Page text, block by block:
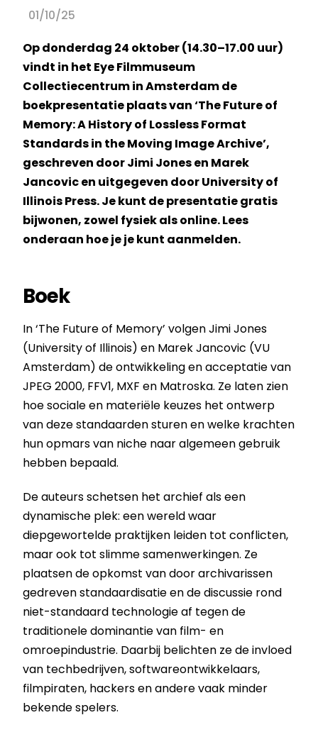
01/10/25
Op donderdag 24 oktober (14.30–17.00 uur)
vindt in het Eye Filmmuseum
Collectiecentrum in Amsterdam de
boekpresentatie plaats van ‘The Future of
Memory: A History of Lossless Format
Standards in the Moving Image Archive’,
geschreven door Jimi Jones en Marek
Jancovic en uitgegeven door University of
Illinois Press. Je kunt de presentatie gratis
bijwonen, zowel fysiek als online. Lees
onderaan hoe je je kunt aanmelden.
Boek
In ‘The Future of Memory’ volgen Jimi Jones
(University of Illinois) en Marek Jancovic (VU
Amsterdam) de ontwikkeling en acceptatie van
JPEG 2000, FFV1, MXF en Matroska. Ze laten zien
hoe sociale en materiële keuzes het ontwerp
van deze standaarden sturen en welke krachten
hun opmars van niche naar algemeen gebruik
hebben bepaald.
De auteurs schetsen het archief als een
dynamische plek: een wereld waar
diepgewortelde praktijken leiden tot conflicten,
maar ook tot slimme samenwerkingen. Ze
plaatsen de opkomst van door archivarissen
gedreven standaardisatie en de discussie rond
niet-standaard technologie af tegen de
traditionele dominantie van film- en
omroepindustrie. Daarbij belichten ze de invloed
van techbedrijven, softwareontwikkelaars,
filmpiraten, hackers en andere vaak minder
bekende spelers.